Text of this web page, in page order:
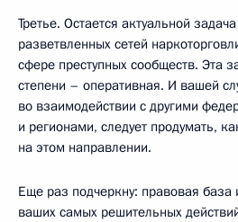
Третье. Остается актуальной
разветвленных сетей
сфере преступных сообществ. Эта
степени – оперативная. И вашей
во взаимодействии с другими
и регионами, следует продумать,
на этом направлении.
Еще раз подчеркну: правовая база
ваших самых решительных